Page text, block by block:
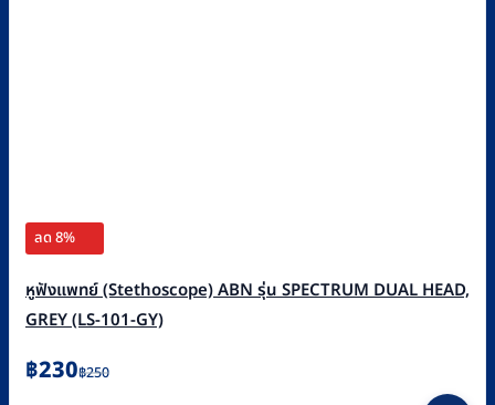
ลด 8%
หูฟังแพทย์ (Stethoscope) ABN รุ่น SPECTRUM DUAL HEAD,
GREY (LS-101-GY)
฿250
Original
฿230
Current